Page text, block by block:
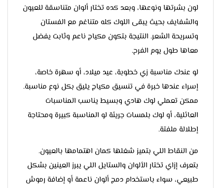
لون بشرتها ونوعها، وبعد كده تختار ألوان متناسقة للعيون
والشفايف بحيث يبقى اللوك كله متناغم مع الفستان
وتسريحة الشعر. النتيجة بتكون مكياج ناعم وثابت يفضل
معاها طول يوم الفرح.
لو عندك مناسبة زي خطوبة، عيد ميلاد، أو سهرة خاصة،
إسراء عندها خبرة في تنسيق مكياج يليق بكل نوع مناسبة.
ممكن تعملي لوك هادي وبسيط يناسب المناسبات
العائلية، أو لوك بلمسات جريئة لو المناسبة كبيرة ومحتاجة
إطلالة ملفتة.
من النقاط اللي بتميز شغلها كمان اهتمامها بالعيون.
بتعرف إزاي تختار الألوان والستايل اللي يبرز العينين بشكل
طبيعي، سواء باستخدام دمج ألوان ناعمة أو إضافة رموش